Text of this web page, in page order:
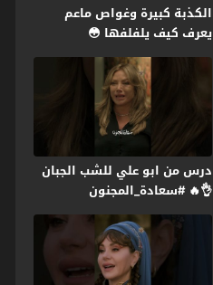
الكذبة كبيرة وغواص ماعم
يعرف كيف يلفلفها 😳
#النويلاتي #رمضان2026
درس من ابو علي للشب الجبان
👌🔥 #سعادة_المجنون
#رمضان2026 #غولدن_لاين